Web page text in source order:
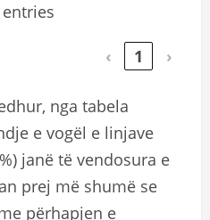
‹ 1 ›
nga tabela
e vogël e linjave
janë të vendosura e
prej më shumë se
përhapjen e